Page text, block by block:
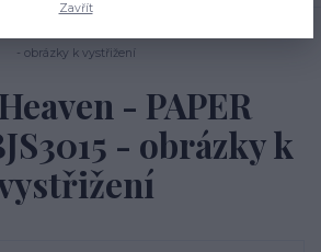
- obrázky k vystřižení
- PAPER
- obrázky k
Zavřít